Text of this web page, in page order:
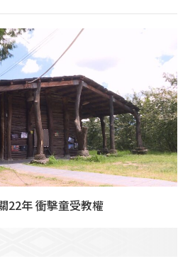
22年 衝擊童受教權